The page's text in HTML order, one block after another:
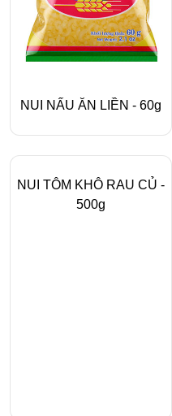
NUI NẤU ĂN LIỀN - 60g
NUI TÔM KHÔ RAU CỦ -
500g